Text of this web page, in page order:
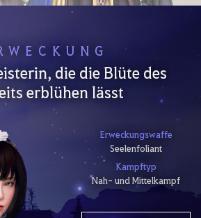
die die Blüte des
erblühen lässt
Erweckungswaffe
Seelenfoliant
Kampftyp
Nah- und Mittelkampf